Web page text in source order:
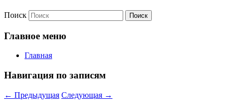
Поиск
Главное меню
Главная
Навигация по записям
← Предыдущая Следующая →